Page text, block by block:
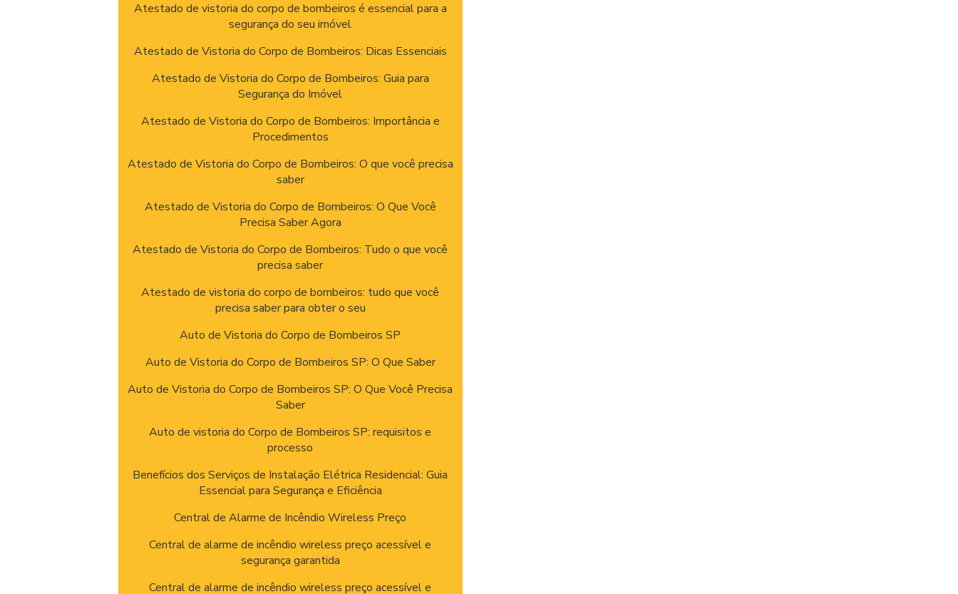
Atestado de vistoria do corpo de bombeiros é essencial para a
segurança do seu imóvel
Atestado de Vistoria do Corpo de Bombeiros: Dicas Essenciais
Atestado de Vistoria do Corpo de Bombeiros: Guia para
Segurança do Imóvel
Atestado de Vistoria do Corpo de Bombeiros: Importância e
Procedimentos
Atestado de Vistoria do Corpo de Bombeiros: O que você precisa
saber
Atestado de Vistoria do Corpo de Bombeiros: O Que Você
Precisa Saber Agora
Atestado de Vistoria do Corpo de Bombeiros: Tudo o que você
precisa saber
Atestado de vistoria do corpo de bombeiros: tudo que você
precisa saber para obter o seu
Auto de Vistoria do Corpo de Bombeiros SP
Auto de Vistoria do Corpo de Bombeiros SP: O Que Saber
Auto de Vistoria do Corpo de Bombeiros SP: O Que Você Precisa
Saber
Auto de vistoria do Corpo de Bombeiros SP: requisitos e
processo
Benefícios dos Serviços de Instalação Elétrica Residencial: Guia
Essencial para Segurança e Eficiência
Central de Alarme de Incêndio Wireless Preço
Central de alarme de incêndio wireless preço acessível e
segurança garantida
Central de alarme de incêndio wireless preço acessível e